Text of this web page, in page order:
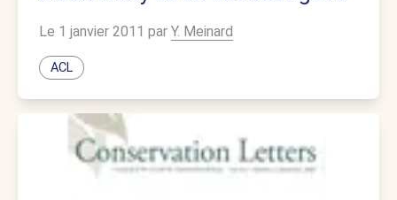
Le 1 janvier 2011 par Y. Meinard
ACL